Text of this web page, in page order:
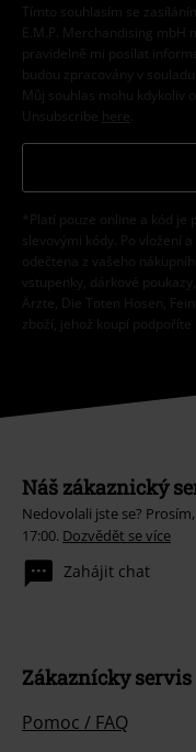
Tímto souhlasím se
E.M.P. Merchandising mbH
pravidelně mi posílat
budou zpracovány v
Můj souhlas mohu kdykoliv
Unsubscribe here
*Platí pouze online a kód je
slevovými kódy. Po vložení
odečtena z vašeho
vstupenky, dárkové
Ärzte, Die Toten Hosen,
zboží, jehož koupí podpoříte
Náš zákaznický
Nedovolali jste se?
17:00. Dozvědět se více
Zahájit chat
Zákaznícky servis
Pomoc / FAQ